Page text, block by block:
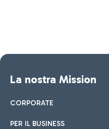
La nostra Mission
CORPORATE
PER IL BUSINESS